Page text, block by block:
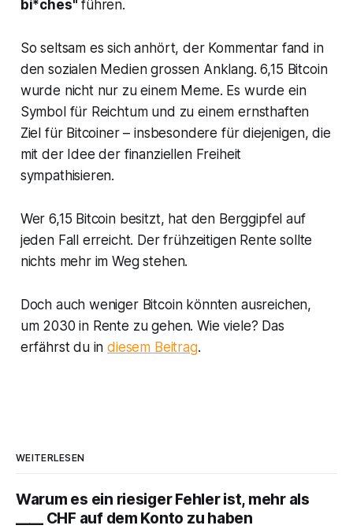
bi*ches" führen.
So seltsam es sich anhört, der Kommentar fand in
den sozialen Medien grossen Anklang. 6,15 Bitcoin
wurde nicht nur zu einem Meme. Es wurde ein
Symbol für Reichtum und zu einem ernsthaften
Ziel für Bitcoiner – insbesondere für diejenigen, die
mit der Idee der finanziellen Freiheit
sympathisieren.
Wer 6,15 Bitcoin besitzt, hat den Berggipfel auf
jeden Fall erreicht. Der frühzeitigen Rente sollte
nichts mehr im Weg stehen.
Doch auch weniger Bitcoin könnten ausreichen,
um 2030 in Rente zu gehen. Wie viele? Das
erfährst du indiesem Beitrag.
WEITERLESEN
Warum es ein riesiger Fehler ist, mehr als
____ CHF auf dem Konto zu haben